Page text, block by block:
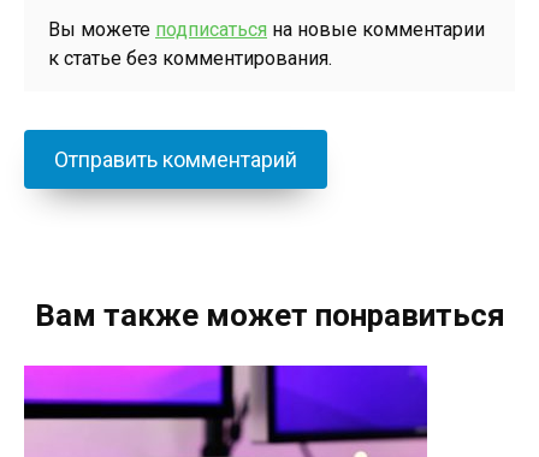
Вы можете подписаться на новые комментарии
к статье без комментирования.
Вам также может понравиться